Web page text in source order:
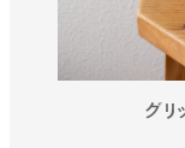
グリ